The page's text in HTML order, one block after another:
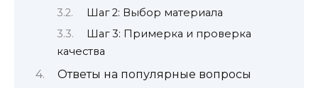
Шаг 2: Выбор материала
Шаг 3: Примерка и проверка
качества
Ответы на популярные вопросы